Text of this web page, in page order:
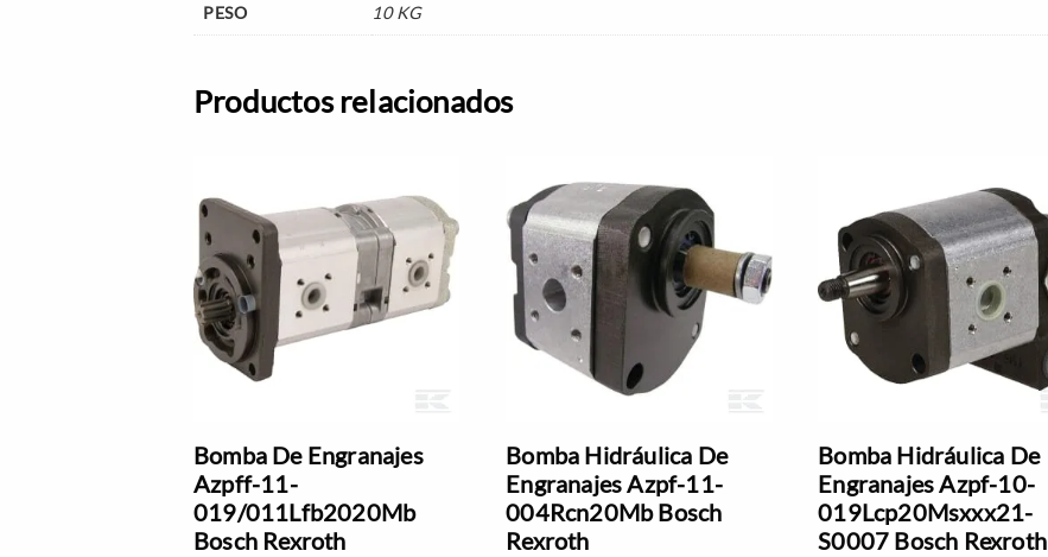
PESO 10 KG
Productos relacionados
Bomba De Engranajes
Azpff-11-
019/011Lfb2020Mb
Bosch Rexroth
Bomba Hidráulica De
Engranajes Azpf-11-
004Rcn20Mb Bosch
Rexroth
Bomba Hidráulica De
Engranajes Azpf-10-
019Lcp20Msxxx21-
S0007 Bosch Rexroth